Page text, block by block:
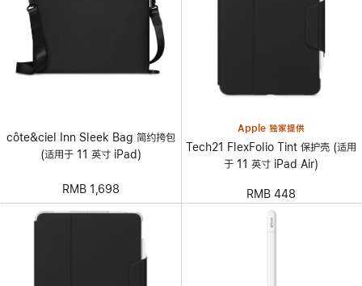
côte&ciel Inn Sleek Bag 简约挎包
(适用于 11 英寸 iPad)
RMB 1,698
Apple 独家提供
Tech21 FlexFolio Tint 保护壳 (适用
于 11 英寸 iPad Air)
RMB 448